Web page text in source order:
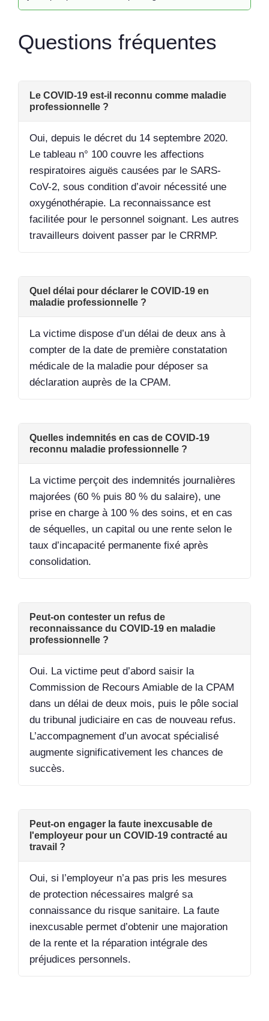
Questions fréquentes
Le COVID-19 est-il reconnu comme maladie
professionnelle ?
Oui, depuis le décret du 14 septembre 2020.
Le tableau n° 100 couvre les affections
respiratoires aiguës causées par le SARS-
CoV-2, sous condition d’avoir nécessité une
oxygénothérapie. La reconnaissance est
facilitée pour le personnel soignant. Les autres
travailleurs doivent passer par le CRRMP.
Quel délai pour déclarer le COVID-19 en
maladie professionnelle ?
La victime dispose d’un délai de deux ans à
compter de la date de première constatation
médicale de la maladie pour déposer sa
déclaration auprès de la CPAM.
Quelles indemnités en cas de COVID-19
reconnu maladie professionnelle ?
La victime perçoit des indemnités journalières
majorées (60 % puis 80 % du salaire), une
prise en charge à 100 % des soins, et en cas
de séquelles, un capital ou une rente selon le
taux d’incapacité permanente fixé après
consolidation.
Peut-on contester un refus de
reconnaissance du COVID-19 en maladie
professionnelle ?
Oui. La victime peut d’abord saisir la
Commission de Recours Amiable de la CPAM
dans un délai de deux mois, puis le pôle social
du tribunal judiciaire en cas de nouveau refus.
L’accompagnement d’un avocat spécialisé
augmente significativement les chances de
succès.
Peut-on engager la faute inexcusable de
l'employeur pour un COVID-19 contracté au
travail ?
Oui, si l’employeur n’a pas pris les mesures
de protection nécessaires malgré sa
connaissance du risque sanitaire. La faute
inexcusable permet d’obtenir une majoration
de la rente et la réparation intégrale des
préjudices personnels.